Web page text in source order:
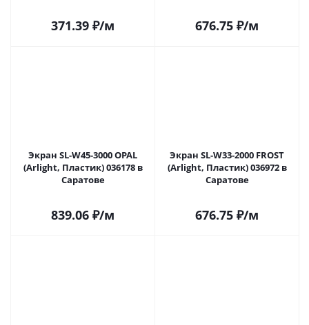
371.39 ₽/м 676.75 ₽/м
Экран SL-W45-3000 OPAL
(Arlight, Пластик) 036178 в
Саратове
839.06 ₽/м
Экран SL-W33-2000 FROST
(Arlight, Пластик) 036972 в
Саратове
676.75 ₽/м